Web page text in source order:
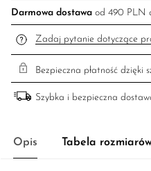
Darmowa dostawa od 490 PLN
Zadaj pytanie dotyczące
Bezpieczna płatność dzięki
Szybka i bezpieczna
Opis Tabela